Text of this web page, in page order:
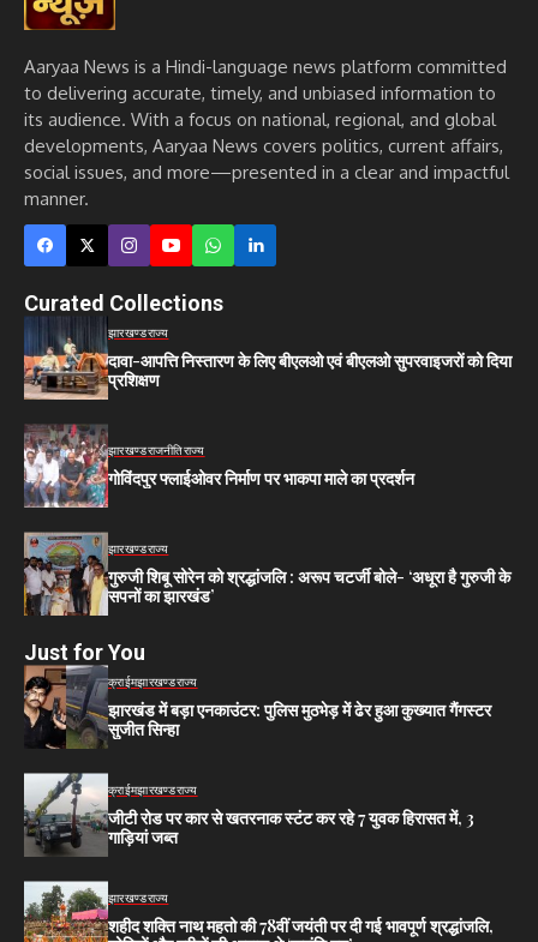
Aaryaa News is a Hindi-language news platform committed
to delivering accurate, timely, and unbiased information to
its audience. With a focus on national, regional, and global
developments, Aaryaa News covers politics, current affairs,
social issues, and more—presented in a clear and impactful
manner.
Curated Collections
झारखण्डराज्य
दावा-आपत्ति निस्तारण के लिए बीएलओ एवं बीएलओ सुपरवाइजरों को दिया
प्रशिक्षण
झारखण्डराजनीतिराज्य
गोविंदपुर फ्लाईओवर निर्माण पर भाकपा माले का प्रदर्शन
झारखण्डराज्य
गुरुजी शिबू सोरेन को श्रद्धांजलि : अरूप चटर्जी बोले- ‘अधूरा है गुरुजी के
सपनों का झारखंड’
Just for You
क्राईमझारखण्डराज्य
झारखंड में बड़ा एनकाउंटर: पुलिस मुठभेड़ में ढेर हुआ कुख्यात गैंगस्टर
सुजीत सिन्हा
क्राईमझारखण्डराज्य
जीटी रोड पर कार से खतरनाक स्टंट कर रहे 7 युवक हिरासत में, 3
गाड़ियां जब्त
झारखण्डराज्य
शहीद शक्ति नाथ महतो की 78वीं जयंती पर दी गई भावपूर्ण श्रद्धांजलि,